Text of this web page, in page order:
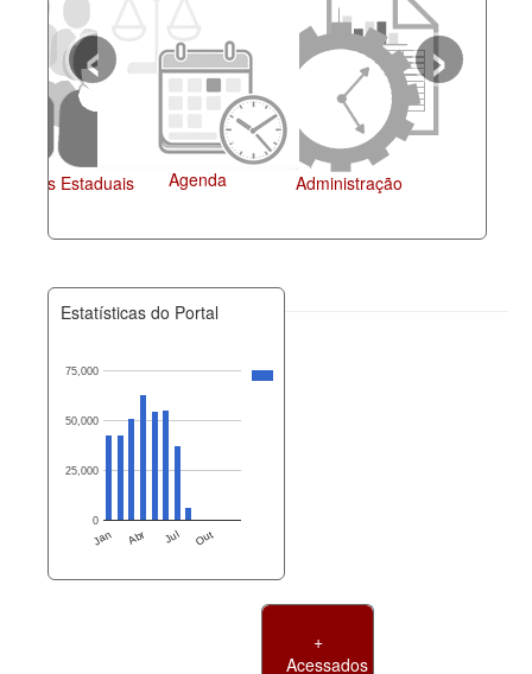
Agenda
‹ ›
Estatísticas do Portal
Jan Abr Jul Out
0
25,000
50,000
75,000
+
Acessados